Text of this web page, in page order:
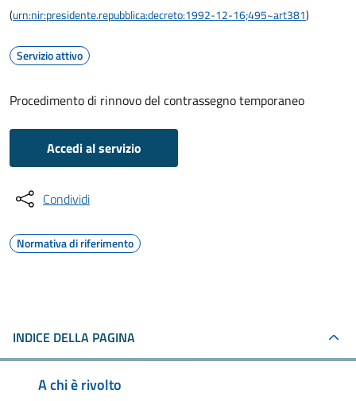
(urn:nir:presidente.repubblica:decreto:1992-12-16;495~art381)
Servizio attivo
Procedimento di rinnovo del contrassegno temporaneo
Accedi al servizio
Condividi
Normativa di riferimento
INDICE DELLA PAGINA
A chi è rivolto